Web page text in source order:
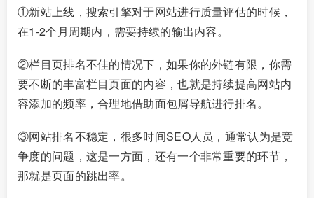
①新站上线，搜索引擎对于网站进行质量评估的时候，
在1-2个月周期内，需要持续的输出内容。
②栏目页排名不佳的情况下，如果你的外链有限，你需
要不断的丰富栏目页面的内容，也就是持续提高网站内
容添加的频率，合理地借助面包屑导航进行排名。
③网站排名不稳定，很多时间SEO人员，通常认为是竞
争度的问题，这是一方面，还有一个非常重要的环节，
那就是页面的跳出率。